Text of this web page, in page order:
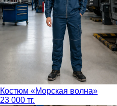
Костюм «Морская волна»
23 000 тг.